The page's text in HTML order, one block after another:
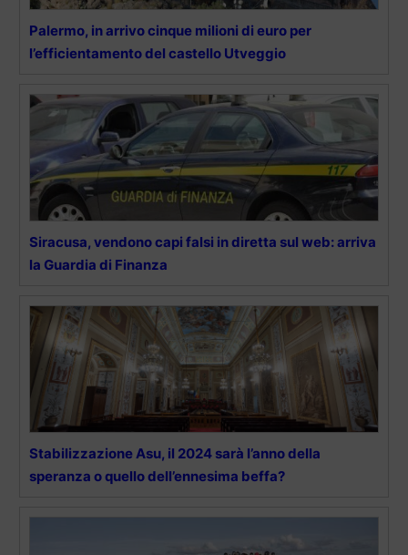
Palermo, in arrivo cinque milioni di euro per
l’efficientamento del castello Utveggio
Siracusa, vendono capi falsi in diretta sul web: arriva
la Guardia di Finanza
Stabilizzazione Asu, il 2024 sarà l’anno della
speranza o quello dell’ennesima beffa?